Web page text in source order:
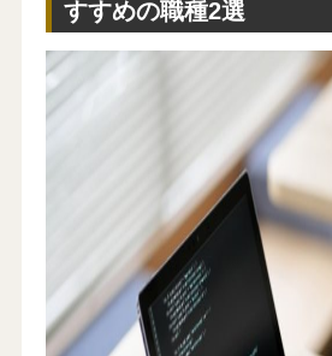
すすめの職種2選